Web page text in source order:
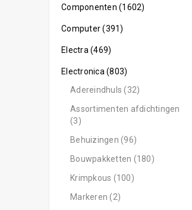
Componenten (1602)
Computer (391)
Electra (469)
Electronica (803)
Adereindhuls (32)
Assortimenten afdichtingen
(3)
Behuizingen (96)
Bouwpakketten (180)
Krimpkous (100)
Markeren (2)